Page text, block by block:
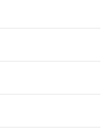
後席が5列となる場合があり
いた後に運賃が変更された場
ありません。
務員及び受付係員からのご連
、バスはお待ちすることは出
が前後する場合がございます